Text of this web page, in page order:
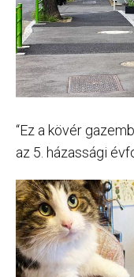
“Ez a kövér
az 5. házassági